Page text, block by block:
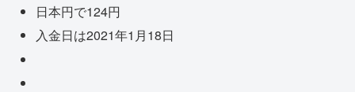
日本円で124円
入金日は2021年1月18日